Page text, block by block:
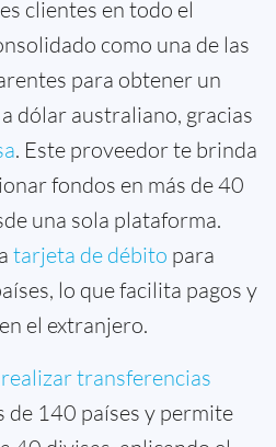
clientes en todo el
como una de las
para obtener un
dólar australiano, gracias
. Este proveedor te brinda
fondos en más de 40
una sola plataforma.
tarjeta de débito para
lo que facilita pagos y
el extranjero.
realizar transferencias
de 140 países y permite